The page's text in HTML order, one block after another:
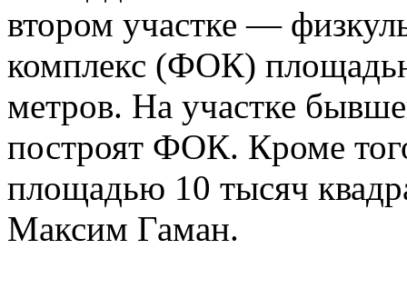
втором участке —
комплекс (ФОК)
метров. На участке
построят ФОК. Кроме
площадью 10 тысяч
Максим Гаман.